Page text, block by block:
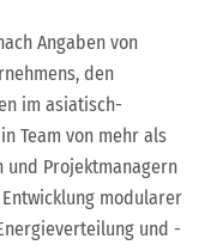
Angaben von
den
im asiatisch-
Team von mehr als
und Projektmanagern
modularer
und -